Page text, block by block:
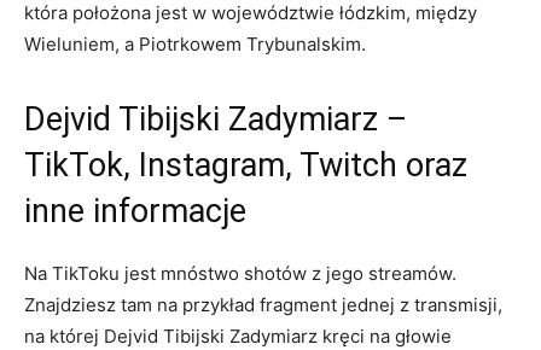
która położona jest w województwie łódzkim, między
Wieluniem, a Piotrkowem Trybunalskim.
Dejvid Tibijski Zadymiarz –
TikTok, Instagram, Twitch oraz
inne informacje
Na TikToku jest mnóstwo shotów z jego streamów.
Znajdziesz tam na przykład fragment jednej z transmisji,
na której Dejvid Tibijski Zadymiarz kręci na głowie